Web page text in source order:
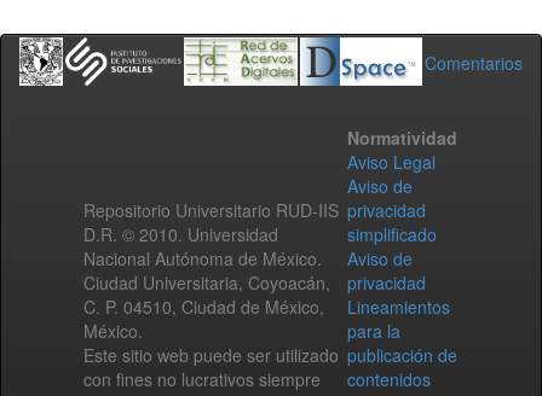
Comentarios
Repositorio Universitario RUD-IIS
D.R. © 2010. Universidad
Nacional Autónoma de México.
Ciudad Universitaria, Coyoacán,
C. P. 04510, Ciudad de México,
México.
Este sitio web puede ser utilizado
con fines no lucrativos siempre
Normatividad
Aviso Legal
Aviso de
privacidad
simplificado
Aviso de
privacidad
Lineamientos
para la
publicación de
contenidos